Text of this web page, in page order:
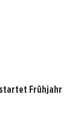
Frühjahr